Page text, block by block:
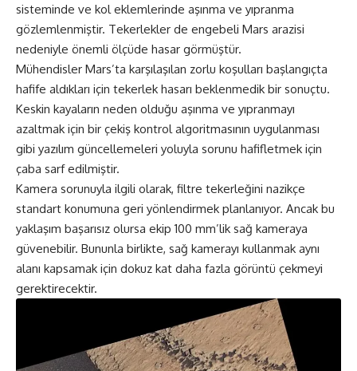
sisteminde ve kol eklemlerinde aşınma ve yıpranma
gözlemlenmiştir. Tekerlekler de engebeli Mars arazisi
nedeniyle önemli ölçüde hasar görmüştür.
Mühendisler Mars’ta karşılaşılan zorlu koşulları başlangıçta
hafife aldıkları için tekerlek hasarı beklenmedik bir sonuçtu.
Keskin kayaların neden olduğu aşınma ve yıpranmayı
azaltmak için bir çekiş kontrol algoritmasının uygulanması
gibi yazılım güncellemeleri yoluyla sorunu hafifletmek için
çaba sarf edilmiştir.
Kamera sorunuyla ilgili olarak, filtre tekerleğini nazikçe
standart konumuna geri yönlendirmek planlanıyor. Ancak bu
yaklaşım başarısız olursa ekip 100 mm’lik sağ kameraya
güvenebilir. Bununla birlikte, sağ kamerayı kullanmak aynı
alanı kapsamak için dokuz kat daha fazla görüntü çekmeyi
gerektirecektir.